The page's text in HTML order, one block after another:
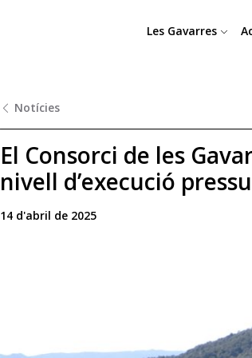
Les Gavarres
Notícies
El Consorci de les
nivell d’execució
14 d'abril de 2025